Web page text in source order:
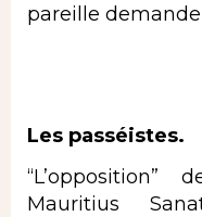
pareille
Les passéistes.
Mauritius